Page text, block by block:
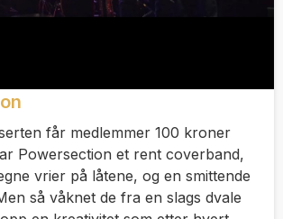
får medlemmer 100 kroner
Powersection et rent coverband,
vrier på låtene, og en smittende
så våknet de fra en slags dvale